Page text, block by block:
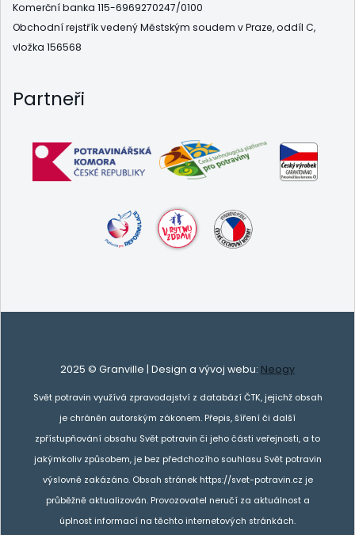
Komerční banka 115-6969270247/0100
Obchodní rejstřík vedený Městským soudem v Praze, oddíl C,
vložka 156568
Partneři
2025 © Granville | Design a vývoj webu: Neogy
Svět potravin využívá zpravodajství z databází ČTK, jejichž obsah
je chráněn autorským zákonem. Přepis, šíření či další
zpřístupňování obsahu Svět potravin či jeho části veřejnosti, a to
jakýmkoliv způsobem, je bez předchozího souhlasu Svět potravin
výslovně zakázáno. Obsah stránek https://svet-potravin.cz je
průběžně aktualizován. Provozovatel neručí za aktuálnost a
úplnost informací na těchto internetových stránkách.